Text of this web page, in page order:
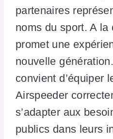
partenaires
noms du sport. A la
promet une
nouvelle
convient d’équiper
Airspeeder
s’adapter aux
publics dans leurs